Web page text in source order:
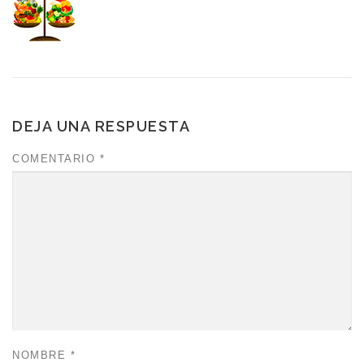
DEJA UNA RESPUESTA
COMENTARIO *
NOMBRE *